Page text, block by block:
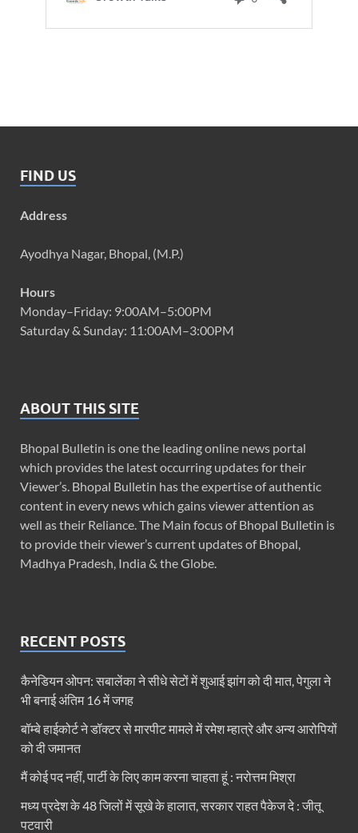
FIND US
Address
Ayodhya Nagar, Bhopal, (M.P.)
Hours
Monday–Friday: 9:00AM–5:00PM
Saturday & Sunday: 11:00AM–3:00PM
ABOUT THIS SITE
Bhopal Bulletin is one the leading online news portal
which provides the latest occurring updates for their
Viewer’s. Bhopal Bulletin has the expertise of authentic
content in every news which gains viewer attention as
well as their Reliance. The Main focus of Bhopal Bulletin is
to provide their viewer’s current updates of Bhopal,
Madhya Pradesh, India & the Globe.
RECENT POSTS
कैनेडियन ओपन: सबालेंका ने सीधे सेटों में शुआई झांग को दी मात, पेगुला ने
भी बनाई अंतिम 16 में जगह
बॉम्बे हाईकोर्ट ने डॉक्टर से मारपीट मामले में रमेश म्हात्रे और अन्य आरोपियों
को दी जमानत
मैं कोई पद नहीं, पार्टी के लिए काम करना चाहता हूं : नरोत्तम मिश्रा
मध्य प्रदेश के 48 जिलों में सूखे के हालात, सरकार राहत पैकेज दे : जीतू
पटवारी